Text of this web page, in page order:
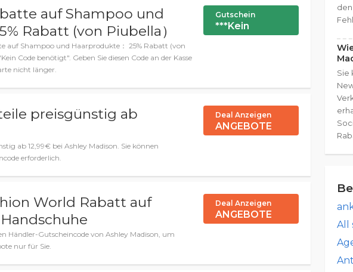
auf Shampoo und
Rabatt (von Piubella）
auf Shampoo und Haarprodukte： 25% Rabatt (von
Code benötigt". Geben Sie diesen Code an der Kasse
nicht länger.
Gutschein
***Kein
preisgünstig ab
ab 12,99€ bei Ashley Madison. Sie können
erforderlich.
Deal Anzeigen
ANGEBOTE
World Rabatt auf
Händler-Gutscheincode von Ashley Madison, um
nur für Sie.
Deal Anzeigen
ANGEBOTE
Sie
All